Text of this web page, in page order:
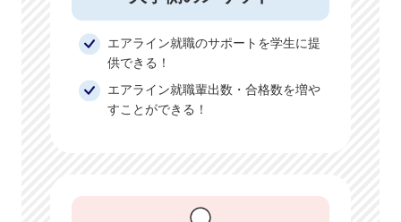
エアライン就職のサポートを学生に提
供できる！
エアライン就職輩出数・合格数を増や
すことができる！